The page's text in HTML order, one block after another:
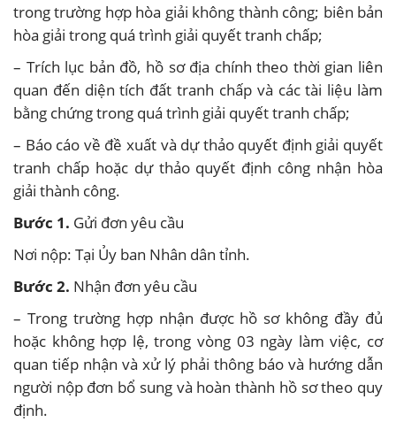
trong trường hợp hòa giải không thành công; biên bản
hòa giải trong quá trình giải quyết tranh chấp;
– Trích lục bản đồ, hồ sơ địa chính theo thời gian liên
quan đến diện tích đất tranh chấp và các tài liệu làm
bằng chứng trong quá trình giải quyết tranh chấp;
– Báo cáo về đề xuất và dự thảo quyết định giải quyết
tranh chấp hoặc dự thảo quyết định công nhận hòa
giải thành công.
Bước 1. Gửi đơn yêu cầu
Nơi nộp: Tại Ủy ban Nhân dân tỉnh.
Bước 2. Nhận đơn yêu cầu
– Trong trường hợp nhận được hồ sơ không đầy đủ
hoặc không hợp lệ, trong vòng 03 ngày làm việc, cơ
quan tiếp nhận và xử lý phải thông báo và hướng dẫn
người nộp đơn bổ sung và hoàn thành hồ sơ theo quy
định.